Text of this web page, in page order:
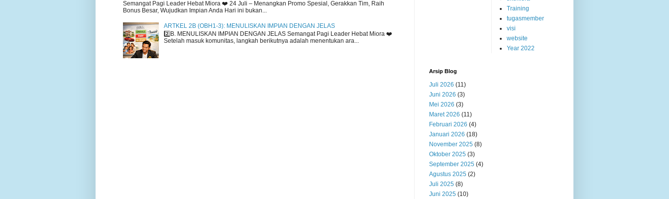
Semangat Pagi Leader Hebat Miora ❤️ 24 Juli – Menangkan Promo Spesial, Gerakkan Tim, Raih
Bonus Besar, Wujudkan Impian Anda Hari ini bukan...
ARTKEL 2B (OBH1-3): MENULISKAN IMPIAN DENGAN JELAS
2️⃣B. MENULISKAN IMPIAN DENGAN JELAS Semangat Pagi Leader Hebat Miora ❤️
Setelah masuk komunitas, langkah berikutnya adalah menentukan ara...
Training
tugasmember
visi
website
Year 2022
Arsip Blog
Juli 2026 (11)
Juni 2026 (3)
Mei 2026 (3)
Maret 2026 (11)
Februari 2026 (4)
Januari 2026 (18)
November 2025 (8)
Oktober 2025 (3)
September 2025 (4)
Agustus 2025 (2)
Juli 2025 (8)
Juni 2025 (10)